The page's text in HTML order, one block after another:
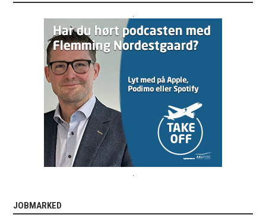
JOBMARKED